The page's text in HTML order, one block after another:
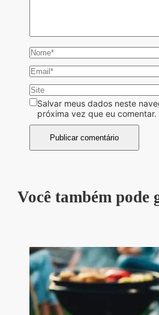
Salvar meus dados neste
próxima vez que eu comentar.
Você também pode